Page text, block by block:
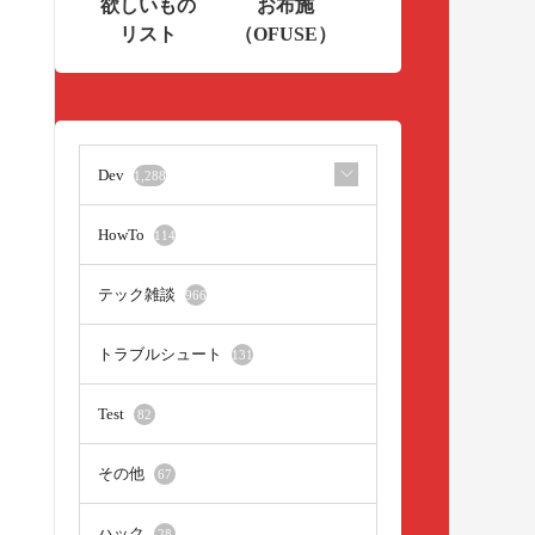
欲しいもの
リスト
お布施
（OFUSE）
Dev 1,288
HowTo 114
テック雑談 966
トラブルシュート 131
Test 82
その他 67